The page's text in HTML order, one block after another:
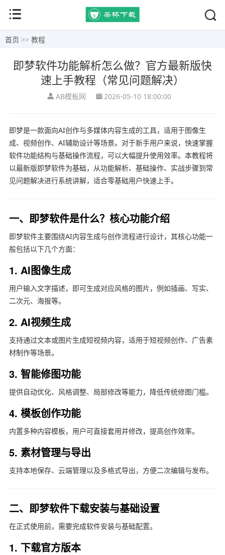
首页 >> 教程
即梦软件功能解析怎么做？官方最新版快
速上手教程（常见问题解决）
AB模板网 2026-05-10 18:00:00
即梦是一款面向AI创作与多媒体内容生成的工具，适用于图像生
成、视频创作、AI辅助设计等场景。对于新手用户来说，快速掌握
软件功能结构与基础操作流程，可以大幅提升使用效率。本教程将
以最新版即梦软件为基础，从功能解析、基础操作、实战步骤到常
见问题解决进行系统讲解，适合零基础用户快速上手。
一、即梦软件是什么？核心功能介绍
即梦软件主要围绕AI内容生成与创作流程进行设计，其核心功能一
般包括以下几个方面：
1. AI图像生成
用户输入文字描述，即可生成对应风格的图片，例如插画、写实、
二次元、海报等。
2. AI视频生成
支持通过文本或图片生成短视频内容，适用于短视频创作、广告素
材制作等场景。
3. 智能修图功能
提供自动优化、风格调整、局部修改等能力，降低传统修图门槛。
4. 模板创作功能
内置多种内容模板，用户可直接套用并修改，提高创作效率。
5. 素材管理与导出
支持本地保存、云端管理以及多格式导出，方便二次编辑与发布。
二、即梦软件下载安装与基础设置
在正式使用前，需要完成软件安装与基础配置。
1. 下载官方版本